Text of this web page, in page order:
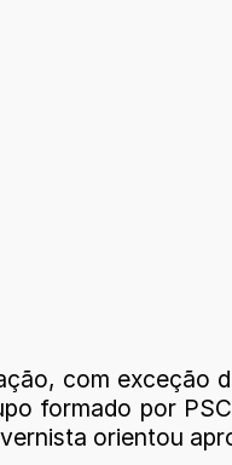
com exceção
formado por
orientou